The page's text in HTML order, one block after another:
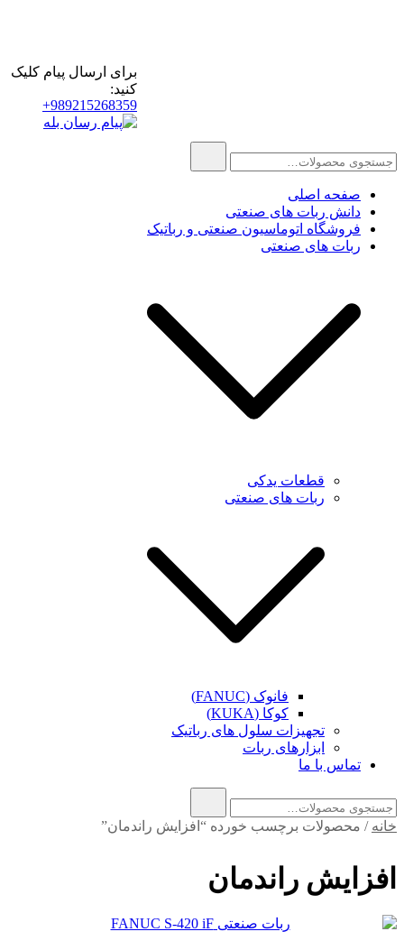
فروش و قیمت قطعات و
درگاه تأمین و به اشتراک گذاری
برای ارسال پیام کلیک
کنید:
989215268359+
جستجو
برای:
صفحه اصلی
دانش ربات های صنعتی
فروشگاه اتوماسیون صنعتی و رباتیک
ربات های صنعتی
قطعات یدکی
ربات های صنعتی
فانوک (FANUC)
کوکا (KUKA)
تجهیزات سلول های رباتیک
ابزارهای ربات
تماس با ما
جستجو
برای:
خانه / محصولات برچسب خورده “افزایش راندمان”
افزایش راندمان